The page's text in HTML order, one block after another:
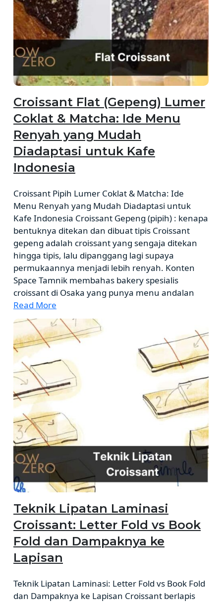
Croissant Flat (Gepeng) Lumer
Coklat & Matcha: Ide Menu
Renyah yang Mudah
Diadaptasi untuk Kafe
Indonesia
Croissant Pipih Lumer Coklat & Matcha: Ide
Menu Renyah yang Mudah Diadaptasi untuk
Kafe Indonesia Croissant Gepeng (pipih) : kenapa
bentuknya ditekan dan dibuat tipis Croissant
gepeng adalah croissant yang sengaja ditekan
hingga tipis, lalu dipanggang lagi supaya
permukaannya menjadi lebih renyah. Konten
Space Tamnik membahas bakery spesialis
croissant di Osaka yang punya menu andalan
Read More
Teknik Lipatan Laminasi
Croissant: Letter Fold vs Book
Fold dan Dampaknya ke
Lapisan
Teknik Lipatan Laminasi: Letter Fold vs Book Fold
dan Dampaknya ke Lapisan Croissant berlapis